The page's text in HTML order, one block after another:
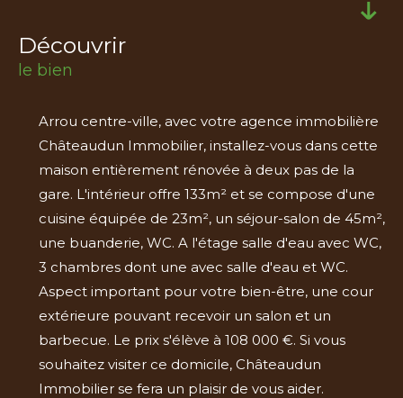
découvrir
le bien
Arrou centre-ville, avec votre agence immobilière
Châteaudun Immobilier, installez-vous dans cette
maison entièrement rénovée à deux pas de la
gare. L'intérieur offre 133m² et se compose d'une
cuisine équipée de 23m², un séjour-salon de 45m²,
une buanderie, WC. A l'étage salle d'eau avec WC,
3 chambres dont une avec salle d'eau et WC.
Aspect important pour votre bien-être, une cour
extérieure pouvant recevoir un salon et un
barbecue. Le prix s'élève à 108 000 €. Si vous
souhaitez visiter ce domicile, Châteaudun
Immobilier se fera un plaisir de vous aider.